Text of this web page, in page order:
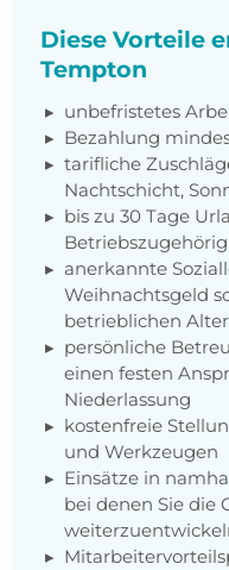
Diese Vorteile
Tempton
unbefristetes
Bezahlung
tarifliche
Nachtschicht,
bis zu 30 Tage
anerkannte
Weihnachtsgeld
betrieblichen
persönliche
einen festen
Niederlassung
kostenfreie
und Werkzeugen
Einsätze in
bei denen Sie die